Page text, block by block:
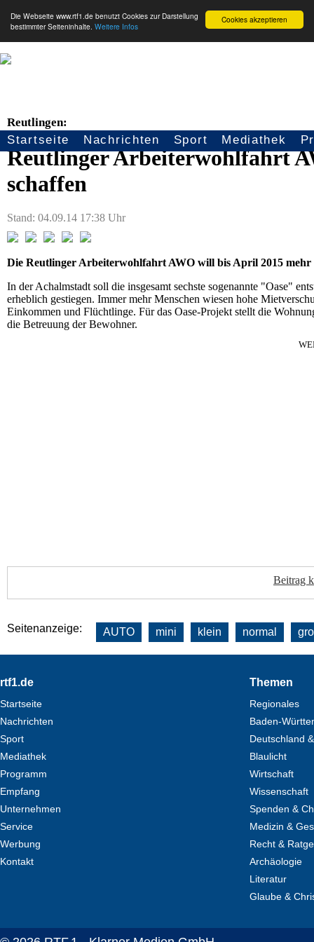
Cookies akzeptieren
Die Webseite www.rtf1.de benutzt Cookies zur Darstellung
bestimmter Seiteninhalte. Weitere Infos
Seitennavigation
Startseite Nachrichten Sport Mediathek
Reutlingen:
Reutlinger Arbeiterwohlfahrt
schaffen
Stand: 04.09.14 17:38 Uhr
Die Reutlinger Arbeiterwohlfahrt AWO will bis April 2015 mehr
In der Achalmstadt soll die insgesamt sechste sogenannte "Oase"
erheblich gestiegen. Immer mehr Menschen wiesen hohe
Einkommen und Flüchtlinge. Für das Oase-Projekt stellt die
die Betreuung der Bewohner.
Beitrag
Seitenanzeige: AUTO mini klein normal
Footer
rtf1.de
Startseite
Nachrichten
Sport
Mediathek
Programm
Empfang
Unternehmen
Service
Werbung
Kontakt
Themen
Regionales
Baden-
Deutschland
Blaulicht
Wirtschaft
Wissenschaft
Spenden &
Medizin &
Recht &
Archäologie
Literatur
Glaube &